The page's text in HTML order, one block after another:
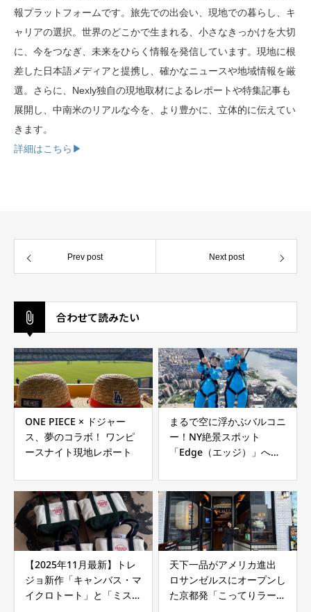
報プラットフォームです。旅先での出会い、現地での暮らし、キ
ャリアの選択。世界のどこかで生まれる、小さなきっかけを大切
に、今をつなぎ、未来をひらく情報を発信しています。現地に根
差した日本語メディアと提携し、確かなニュースや地域情報を厳
選。さらに、Nexly独自の現地取材によるレポートや特集記事も
展開し、中南米のリアルな今を、より豊かに、立体的に伝えてい
きます。
詳細はこちら▶︎
Prev post Next post
合わせて読みたい
ONE PIECE × ドジャー
ス、夢のコラボ！ ワンピ
ースナイト現地レポート
まるで空に浮かぶバルコニ
ー！NY絶景スポット
「Edge（エッジ）」へ行
【2025年11月最新】トレ
ジョ新作「キャンバス・マ
イクロトート」と「ミステ
天下一品がアメリカ進出
ロサンゼルスにオープンし
た京都発「こってりラーメ